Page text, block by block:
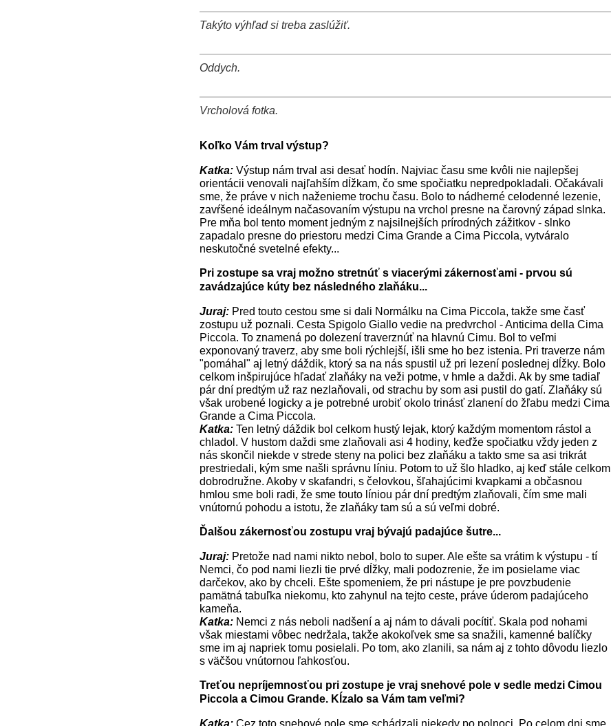
Takýto výhľad si treba zaslúžiť.
Oddych.
Vrcholová fotka.
Koľko Vám trval výstup?
Katka:Výstup nám trval asi desať hodín. Najviac času sme kvôli nie najlepšej
orientácii venovali najľahším dĺžkam, čo sme spočiatku nepredpokladali. Očakávali
sme, že práve v nich naženieme trochu času. Bolo to nádherné celodenné lezenie,
zavŕšené ideálnym načasovaním výstupu na vrchol presne na čarovný západ slnka.
Pre mňa bol tento moment jedným z najsilnejších prírodných zážitkov - slnko
zapadalo presne do priestoru medzi Cima Grande a Cima Piccola, vytváralo
neskutočné svetelné efekty...
Pri zostupe sa vraj možno stretnúť s viacerými zákernosťami - prvou sú
zavádzajúce kúty bez následného zlaňáku...
Juraj:Pred touto cestou sme si dali Normálku na Cima Piccola, takže sme časť
zostupu už poznali. Cesta Spigolo Giallo vedie na predvrchol - Anticima della Cima
Piccola. To znamená po dolezení traverznúť na hlavnú Cimu. Bol to veľmi
exponovaný traverz, aby sme boli rýchlejší, išli sme ho bez istenia. Pri traverze nám
"pomáhal" aj letný dáždik, ktorý sa na nás spustil už pri lezení poslednej dĺžky. Bolo
celkom inšpirujúce hľadať zlaňáky na veži potme, v hmle a daždi. Ak by sme tadiaľ
pár dní predtým už raz nezlaňovali, od strachu by som asi pustil do gatí. Zlaňáky sú
však urobené logicky a je potrebné urobiť okolo trinásť zlanení do žľabu medzi Cima
Grande a Cima Piccola.
Katka:Ten letný dáždik bol celkom hustý lejak, ktorý každým momentom rástol a
chladol. V hustom daždi sme zlaňovali asi 4 hodiny, keďže spočiatku vždy jeden z
nás skončil niekde v strede steny na polici bez zlaňáku a takto sme sa asi trikrát
prestriedali, kým sme našli správnu líniu. Potom to už šlo hladko, aj keď stále celkom
dobrodružne. Akoby v skafandri, s čelovkou, šľahajúcimi kvapkami a občasnou
hmlou sme boli radi, že sme touto líniou pár dní predtým zlaňovali, čím sme mali
vnútornú pohodu a istotu, že zlaňáky tam sú a sú veľmi dobré.
Ďalšou zákernosťou zostupu vraj bývajú padajúce šutre...
Juraj:Pretože nad nami nikto nebol, bolo to super. Ale ešte sa vrátim k výstupu - tí
Nemci, čo pod nami liezli tie prvé dĺžky, mali podozrenie, že im posielame viac
darčekov, ako by chceli. Ešte spomeniem, že pri nástupe je pre povzbudenie
pamätná tabuľka niekomu, kto zahynul na tejto ceste, práve úderom padajúceho
kameňa.
Katka:Nemci z nás neboli nadšení a aj nám to dávali pocítiť. Skala pod nohami
však miestami vôbec nedržala, takže akokoľvek sme sa snažili, kamenné balíčky
sme im aj napriek tomu posielali. Po tom, ako zlanili, sa nám aj z tohto dôvodu liezlo
s väčšou vnútornou ľahkosťou.
Treťou nepríjemnosťou pri zostupe je vraj snehové pole v sedle medzi Cimou
Piccola a Cimou Grande. Kĺzalo sa Vám tam veľmi?
Katka:Cez toto snehové pole sme schádzali niekedy po polnoci. Po celom dni sme